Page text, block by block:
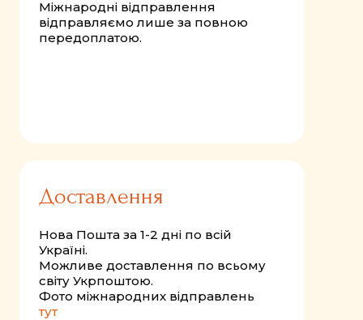
Міжнародні відправлення
відправляємо лише за повною
передоплатою.
Нова Пошта за 1-2 дні по всій
Україні.
Можливе доставлення по всьому
світу Укрпоштою.
Фото міжнародних відправлень
тут
Доставлення